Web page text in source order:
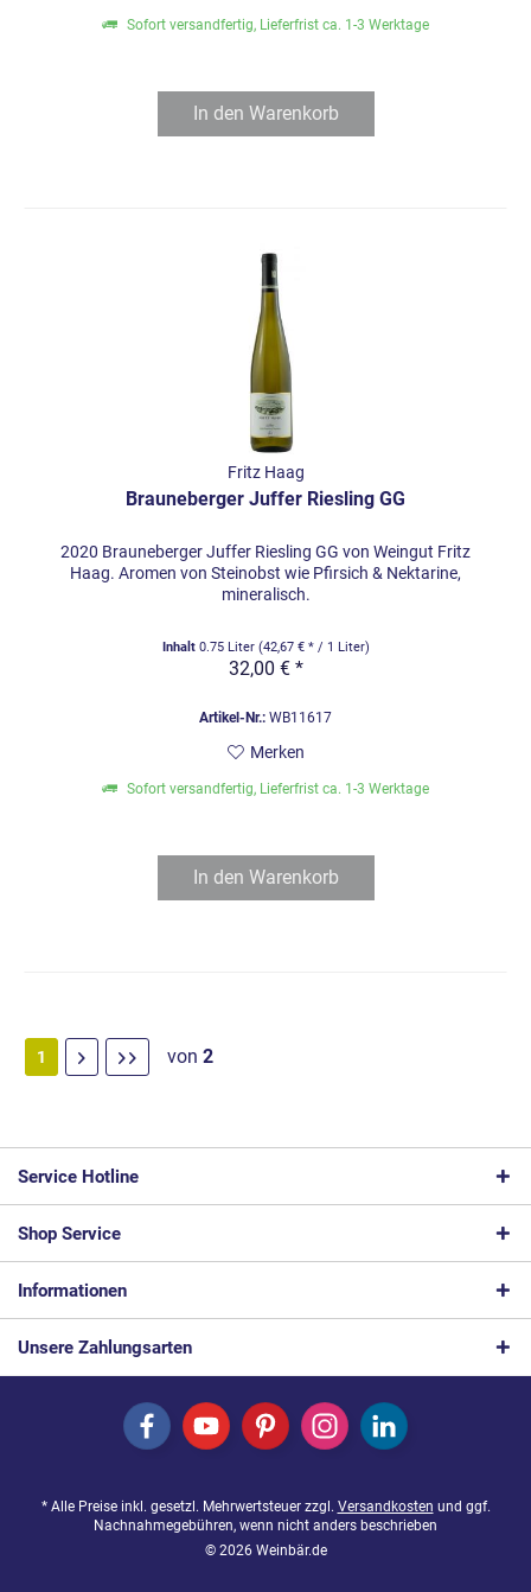
Sofort versandfertig, Lieferfrist ca. 1-3 Werktage
In den Warenkorb
Fritz Haag
Brauneberger Juffer Riesling GG
2020 Brauneberger Juffer Riesling GG von Weingut Fritz
Haag. Aromen von Steinobst wie Pfirsich & Nektarine,
mineralisch.
Inhalt 0.75 Liter (42,67 € * / 1 Liter)
32,00 € *
Artikel-Nr.: WB11617
Merken
Sofort versandfertig, Lieferfrist ca. 1-3 Werktage
In den Warenkorb
1 von 2
Service Hotline
Shop Service
Informationen
Unsere Zahlungsarten
* Alle Preise inkl. gesetzl. Mehrwertsteuer zzgl. Versandkosten und ggf.
Nachnahmegebühren, wenn nicht anders beschrieben
© 2026 Weinbär.de